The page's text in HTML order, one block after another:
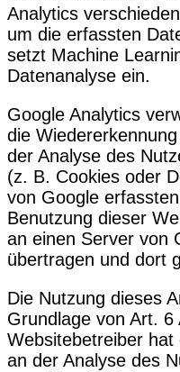
Analytics
um die erfassten
setzt Machine
Datenanalyse ein.
Google Analytics
die
der Analyse des
(z. B. Cookies oder
von Google
Benutzung dieser
an einen Server von
übertragen und dort
Die Nutzung dieses
Grundlage von Art.
Websitebetreiber
an der Analyse des